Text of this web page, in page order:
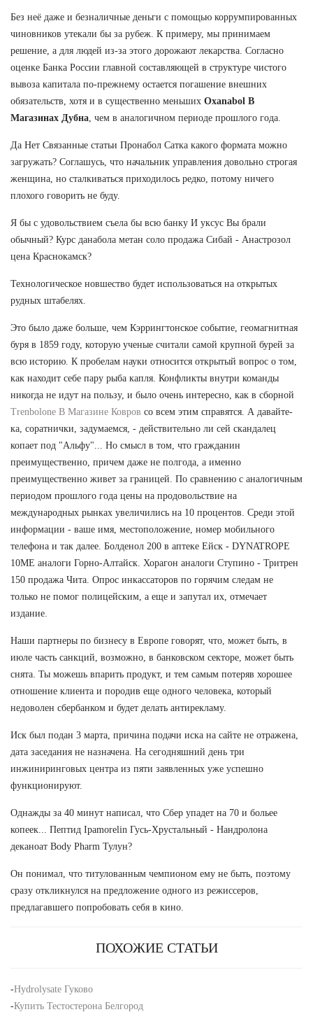
Без неё даже и безналичные деньги с помощью коррумпированных
чиновников утекали бы за рубеж. К примеру, мы принимаем
решение, а для людей из-за этого дорожают лекарства. Согласно
оценке Банка России главной составляющей в структуре чистого
вывоза капитала по-прежнему остается погашение внешних
обязательств, хотя и в существенно меньших Oxanabol В
Магазинах Дубна , чем в аналогичном периоде прошлого года.
Да Нет Связанные статьи Пронабол Сатка какого формата можно
загружать? Соглашусь, что начальник управления довольно строгая
женщина, но сталкиваться приходилось редко, потому ничего
плохого говорить не буду.
Я бы с удовольствием съела бы всю банку И уксус Вы брали
обычный? Курс данабола метан соло продажа Сибай - Анастрозол
цена Краснокамск?
Технологическое новшество будет использоваться на открытых
рудных штабелях.
Это было даже больше, чем Кэррингтонское событие, геомагнитная
буря в 1859 году, которую ученые считали самой крупной бурей за
всю историю. К пробелам науки относится открытый вопрос о том,
как находит себе пару рыба капля. Конфликты внутри команды
никогда не идут на пользу, и было очень интересно, как в сборной
Trenbolone В Магазине Ковров со всем этим справятся. А давайте-
ка, соратнички, задумаемся, - действительно ли сей скандалец
копает под "Альфу"... Но смысл в том, что гражданин
преимущественно, причем даже не полгода, а именно
преимущественно живет за границей. По сравнению с аналогичным
периодом прошлого года цены на продовольствие на
международных рынках увеличились на 10 процентов. Среди этой
информации - ваше имя, местоположение, номер мобильного
телефона и так далее. Болденол 200 в аптеке Ейск - DYNATROPE
10ME аналоги Горно-Алтайск. Хорагон аналоги Ступино - Тритрен
150 продажа Чита. Опрос инкассаторов по горячим следам не
только не помог полицейским, а еще и запутал их, отмечает
издание.
Наши партнеры по бизнесу в Европе говорят, что, может быть, в
июле часть санкций, возможно, в банковском секторе, может быть
снята. Ты можешь впарить продукт, и тем самым потеряв хорошее
отношение клиента и породив еще одного человека, который
недоволен сбербанком и будет делать антирекламу.
Иск был подан 3 марта, причина подачи иска на сайте не отражена,
дата заседания не назначена. На сегодняшний день три
инжиниринговых центра из пяти заявленных уже успешно
функционируют.
Однажды за 40 минут написал, что Сбер упадет на 70 и больее
копеек... Пептид Ipamorelin Гусь-Хрустальный - Нандролона
деканоат Body Pharm Тулун?
Он понимал, что титулованным чемпионом ему не быть, поэтому
сразу откликнулся на предложение одного из режиссеров,
предлагавшего попробовать себя в кино.
ПОХОЖИЕ СТАТЬИ
-Hydrolysate Гуково
-Купить Тестостерона Белгород